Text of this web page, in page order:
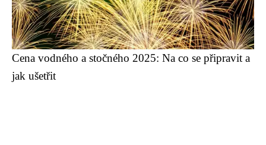
Cena vodného a stočného 2025: Na co se připravit a
jak ušetřit